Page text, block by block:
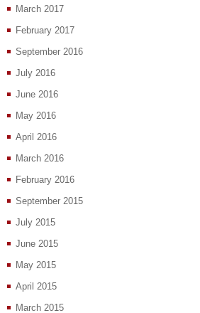
March 2017
February 2017
September 2016
July 2016
June 2016
May 2016
April 2016
March 2016
February 2016
September 2015
July 2015
June 2015
May 2015
April 2015
March 2015